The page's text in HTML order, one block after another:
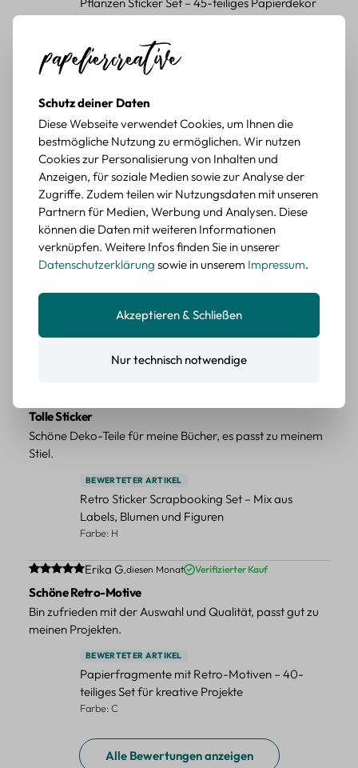
mit botanischen Motiven
Durchschnittliche Bewertung von 5 von 5 Sternen
Erika G.diesen Monat
Tolle Motive, Briefmarken gehen zu vielen Projekten,
würde sie wieder kaufen.
BEWERTETER ARTIKEL
Retro Briefmarken Sticker Set – 45 Papier-
Sticker mit Wald- und Tiermotiven
Durchschnittliche Bewertung von 5 von 5 Sternen
Erika G.diesen Monat Verifizierter Kauf
Schöne Motive
Die Sticker passen gut zu meinen Büchern, würde sie
Retro Blumen Sticker Set – 45 Stück mit 15
verschiedene Motive
Farbe: F
Tolle Sticker
Schöne Deko-Teile für meine Bücher, es passt zu meinem
Stiel.
BEWERTETER ARTIKEL
Retro Sticker Scrapbooking Set – Mix aus
Labels, Blumen und Figuren
Farbe: H
Durchschnittliche Bewertung von 5 von 5 Sternen
Erika G.diesen Monat Verifizierter Kauf
Schöne Retro-Motive
Bin zufrieden mit der Auswahl und Qualität, passt gut zu
meinen Projekten.
BEWERTETER ARTIKEL
Papierfragmente mit Retro-Motiven – 40-
teiliges Set für kreative Projekte
Farbe: C
Alle Bewertungen anzeigen
Schutz deiner Daten
Diese Webseite verwendet Cookies, um Ihnen die
bestmögliche Nutzung zu ermöglichen. Wir nutzen
Cookies zur Personalisierung von Inhalten und
Anzeigen, für soziale Medien sowie zur Analyse der
Zugriffe. Zudem teilen wir Nutzungsdaten mit unseren
Partnern für Medien, Werbung und Analysen. Diese
können die Daten mit weiteren Informationen
verknüpfen. Weitere Infos finden Sie in unserer
Datenschutzerklärung sowie in unserem Impressum.
Nur technisch notwendige
Akzeptieren & Schließen